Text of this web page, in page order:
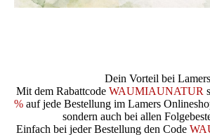
Dein Vorteil bei Lamers
Mit dem Rabattcode WAUMIAUNATUR
% auf jede Bestellung im Lamers
sondern auch bei allen
Einfach bei jeder Bestellung den Code